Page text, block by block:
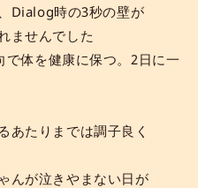
Dialog時の3秒の壁が
ませんでした
体を健康に保つ。2日に一
あたりまでは調子良く
んが泣きやまない日が